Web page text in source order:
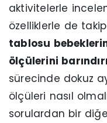
aktivitelerle
özelliklerle de
tablosu
ölçülerini
sürecinde dokuz
ölçüleri nasıl
sorulardan bir